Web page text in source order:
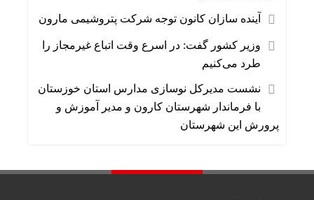
آینده سازان کانون توجه شرکت پتروشیمی مارون
وزیر کشور گفت: در اسرع وقت اتباع غیرمجاز را
طرد می‌کنیم
نشست مدیرکل نوسازی مدارس استان خوزستان
با فرماندار شهرستان کارون و مدیر آموزش و
پرورش این شهرستان